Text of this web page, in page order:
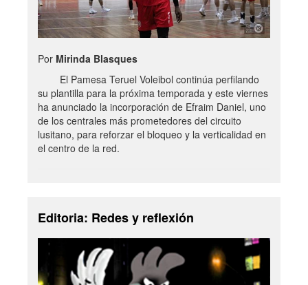
Por Mirinda Blasques
El Pamesa Teruel Voleibol continúa perfilando
su plantilla para la próxima temporada y este viernes
ha anunciado la incorporación de Efraim Daniel, uno
de los centrales más prometedores del circuito
lusitano, para reforzar el bloqueo y la verticalidad en
el centro de la red.
Editoria: Redes y reflexión